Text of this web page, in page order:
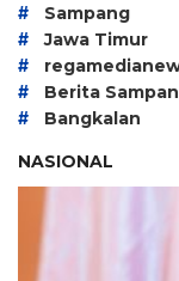
# Sampang
# Jawa Timur
#
# Berita
#
Bangkalan
NASIONAL